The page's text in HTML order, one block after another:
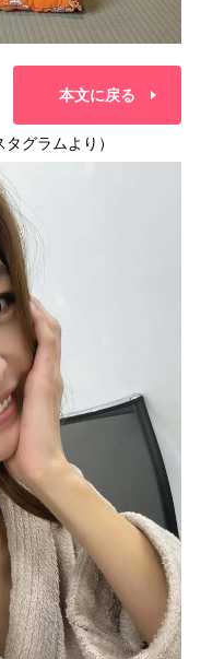
本文に戻る
グラムより）